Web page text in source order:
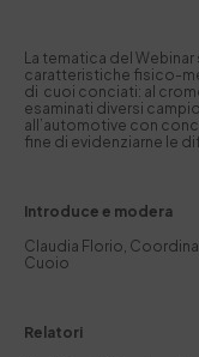
La tematica del
caratteristiche fisico-
di cuoi conciati: al
esaminati diversi
all’automotive con
fine di evidenziarne le
Introduce e modera
Claudia Florio,
Cuoio
Relatori